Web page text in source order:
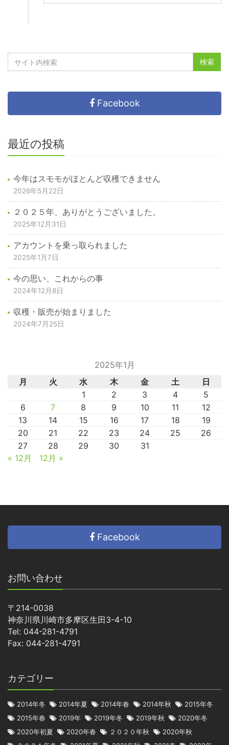
Facebook
最近の投稿
今年はスモモがほとんど収穫できません
2026年5月22日
２０２５年、ありがとうございました。
2025年12月31日
アカウントを乗っ取られました
2025年1月7日
今の思い、これからの事
2024年12月8日
収穫・販売が始まりました
2024年7月25日
2025年1月
月
火 水 木 金 土
日
1
2 3 4
5
6
7 8 9 10 11
12
13
14 15 16 17 18
19
20
21 22 23 24 25
26
27
28 29 30
31
« 12月
12月 »
Facebook
お問い合わせ
〒214-0038
神奈川県川崎市多摩区生田3-4-10
Tel: 044-281-4791
Fax: 044-281-4791
カテゴリー
2014年冬 2014年夏 2014年春 2014年秋
2015年冬
2015年春
2019年 2019年冬 2019年秋
2020年冬
2020年初夏
2020年春 ２０２０年秋
2020年秋